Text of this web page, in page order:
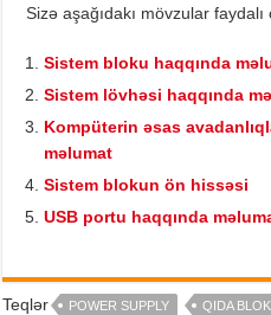
Sizə aşağıdakı mövzular faydalı
Sistem bloku haqqında
Sistem lövhəsi haqqında
Kompüterin əsas
məlumat
Sistem blokun ön hissəsi
USB portu haqqında
Teqlər POWER SUPPLY
QIDA